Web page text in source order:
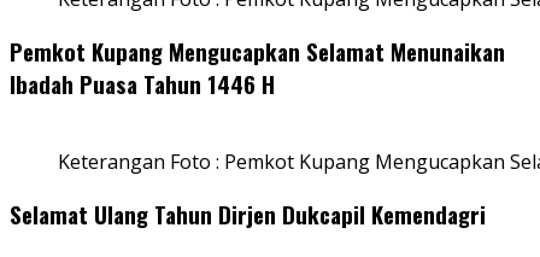
Pemkot Kupang Mengucapkan Selamat Menunaikan
Ibadah Puasa Tahun 1446 H
Keterangan Foto : Pemkot Kupang Mengucapkan
Selamat Ulang Tahun Dirjen Dukcapil Kemendagri